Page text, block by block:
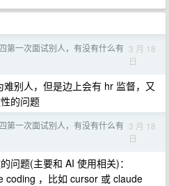
第一次面试别人，有没有什么有 3 月 18
日
别人，但是边上会有 hr 监督，又
的问题
第一次面试别人，有没有什么有 3 月 18
日
问题(主要和 AI 使用相关)：
coding ，比如 cursor 或 claude